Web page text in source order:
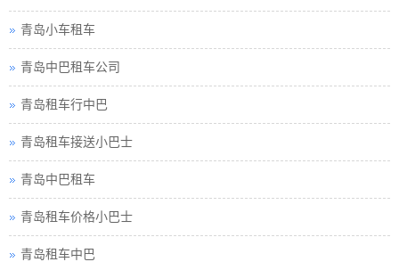
青岛小车租车
青岛中巴租车公司
青岛租车行中巴
青岛租车接送小巴士
青岛中巴租车
青岛租车价格小巴士
青岛租车中巴